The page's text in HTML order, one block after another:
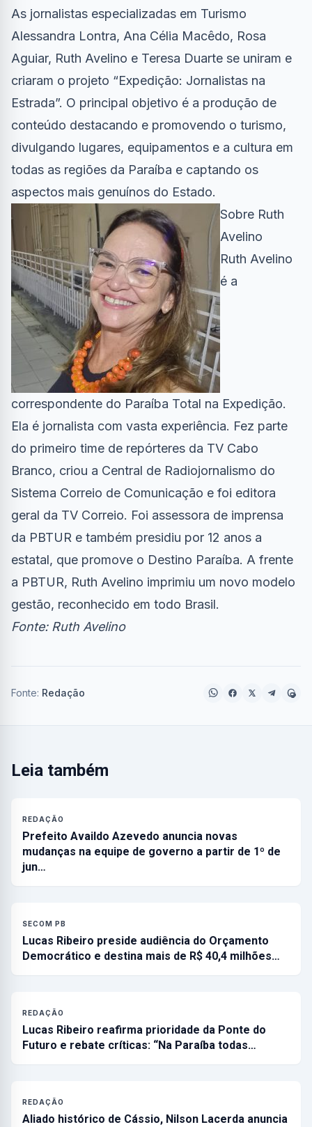
As jornalistas especializadas em Turismo
Alessandra Lontra, Ana Célia Macêdo, Rosa
Aguiar, Ruth Avelino e Teresa Duarte se uniram e
criaram o projeto “Expedição: Jornalistas na
Estrada”. O principal objetivo é a produção de
conteúdo destacando e promovendo o turismo,
divulgando lugares, equipamentos e a cultura em
todas as regiões da Paraíba e captando os
aspectos mais genuínos do Estado.
Sobre Ruth
Avelino
Ruth Avelino
é a
correspondente do Paraíba Total na Expedição.
Ela é jornalista com vasta experiência. Fez parte
do primeiro time de repórteres da TV Cabo
Branco, criou a Central de Radiojornalismo do
Sistema Correio de Comunicação e foi editora
geral da TV Correio. Foi assessora de imprensa
da PBTUR e também presidiu por 12 anos a
estatal, que promove o Destino Paraíba. A frente
a PBTUR, Ruth Avelino imprimiu um novo modelo
gestão, reconhecido em todo Brasil.
Fonte: Ruth Avelino
Fonte: Redação
Leia também
REDAÇÃO
Prefeito Availdo Azevedo anuncia novas
mudanças na equipe de governo a partir de 1º de
jun…
SECOM PB
Lucas Ribeiro preside audiência do Orçamento
Democrático e destina mais de R$ 40,4 milhões…
REDAÇÃO
Lucas Ribeiro reafirma prioridade da Ponte do
Futuro e rebate críticas: “Na Paraíba todas…
REDAÇÃO
Aliado histórico de Cássio, Nilson Lacerda anuncia